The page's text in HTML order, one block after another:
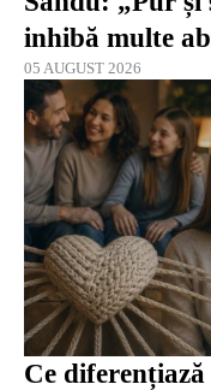
inhibă multe
05 AUGUST 2026
Ce